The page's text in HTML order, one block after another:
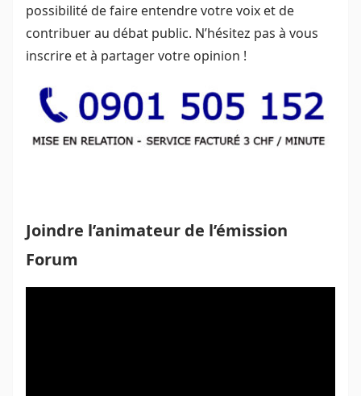
possibilité de faire entendre votre voix et de
contribuer au débat public. N’hésitez pas à vous
inscrire et à partager votre opinion !
Joindre l’animateur de l’émission
Forum